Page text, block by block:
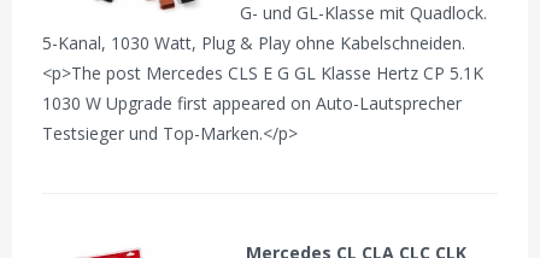
G- und GL-Klasse mit Quadlock.
5-Kanal, 1030 Watt, Plug & Play ohne Kabelschneiden.
<p>The post Mercedes CLS E G GL Klasse Hertz CP 5.1K
1030 W Upgrade first appeared on Auto-Lautsprecher
Testsieger und Top-Marken.</p>
Mercedes CL CLA CLC CLK